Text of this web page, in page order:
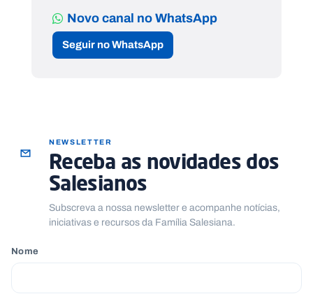
Novo canal no WhatsApp
Seguir no WhatsApp
NEWSLETTER
Receba as novidades dos
Salesianos
Subscreva a nossa newsletter e acompanhe notícias,
iniciativas e recursos da Família Salesiana.
Nome